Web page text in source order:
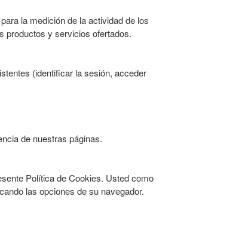
la medición de la actividad de los
productos y servicios ofertados.
(identificar la sesión, acceder
de nuestras páginas.
Política de Cookies. Usted como
las opciones de su navegador.